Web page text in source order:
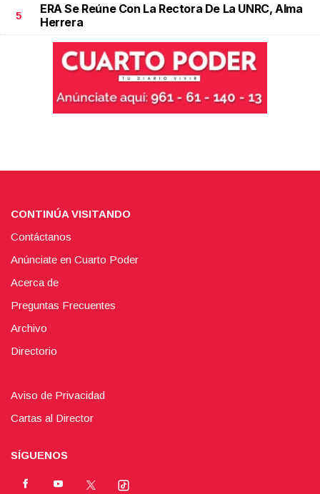
5
ERA Se Reúne Con La Rectora De La UNRC, Alma
Herrera
CONTINÚA VISITANDO
Contáctanos
Anúnciate en Cuarto Poder
Acerca de
Preguntas Frecuentes
Archivo
Directorio
Aviso de Privacidad
Cartas al Director
SÍGUENOS